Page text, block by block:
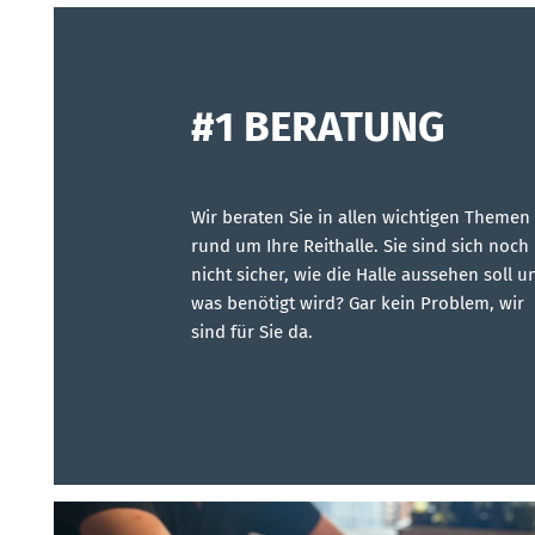
#1 BERATUNG
Wir beraten Sie in allen wichtigen Themen
rund um Ihre Reithalle. Sie sind sich noch
nicht sicher, wie die Halle aussehen soll
was benötigt wird? Gar kein Problem, wir
sind für Sie da.